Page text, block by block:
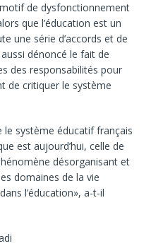
de dysfonctionnement
que l’éducation est un
une série d’accords et de
dénoncé le fait de
des responsabilités pour
de critiquer le système
système éducatif français
est aujourd’hui, celle de
désorganisant et
domaines de la vie
l’éducation», a-t-il